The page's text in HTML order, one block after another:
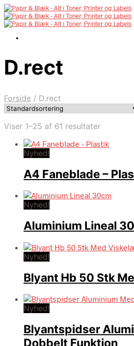
D.rect
Forside / D.rect
Viser 1–25 af 61 resultater
Nyhed!
A4 Faneblade –
Nyhed!
Aluminium Lineal
Nyhed!
Blyant Hb 50 Stk
Nyhed!
Blyantspidser
Dobbelt Funktion